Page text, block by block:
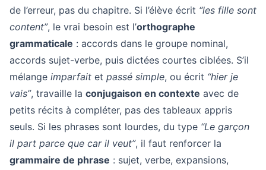
de l’erreur, pas du chapitre. Si l’élève écrit “les fille sont
content”, le vrai besoin est l’orthographe
grammaticale : accords dans le groupe nominal,
accords sujet-verbe, puis dictées courtes ciblées. S’il
mélange imparfait et passé simple, ou écrit “hier je
vais”, travaille la conjugaison en contexte avec de
petits récits à compléter, pas des tableaux appris
seuls. Si les phrases sont lourdes, du type “Le garçon
il part parce que car il veut”, il faut renforcer la
grammaire de phrase : sujet, verbe, expansions,